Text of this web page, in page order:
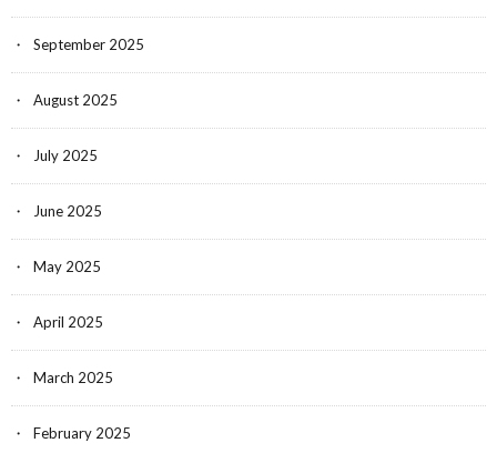
September 2025
August 2025
July 2025
June 2025
May 2025
April 2025
March 2025
February 2025